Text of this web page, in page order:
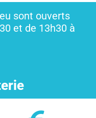
sont ouverts
et de 13h30 à